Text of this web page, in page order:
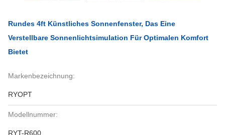
Rundes 4ft Künstliches Sonnenfenster, Das Eine
Verstellbare Sonnenlichtsimulation Für Optimalen Komfort
Bietet
Markenbezeichnung:
RYOPT
Modellnummer:
RYT-R600